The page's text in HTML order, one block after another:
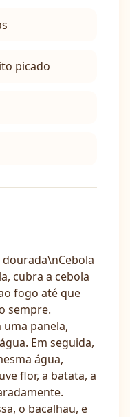
picado
dourada\nCebola
cubra a cebola
fogo até que
sempre.
uma panela,
Em seguida,
água,
flor, a batata, a
o bacalhau, e